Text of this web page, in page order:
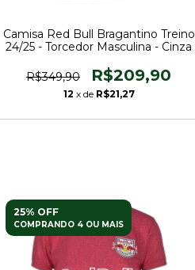
Camisa Red Bull Bragantino Treino
24/25 - Torcedor Masculina - Cinza
R$349,90 R$209,90
12 x de R$21,27
25% OFF
COMPRANDO 4 OU MAIS